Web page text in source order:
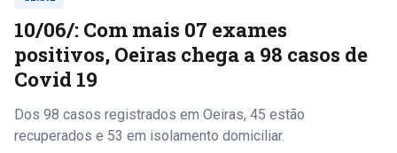
10/06/: Com mais 07 exames
positivos, Oeiras chega a 98 casos de
Covid 19
Dos 98 casos registrados em Oeiras, 45 estão
recuperados e 53 em isolamento domiciliar.